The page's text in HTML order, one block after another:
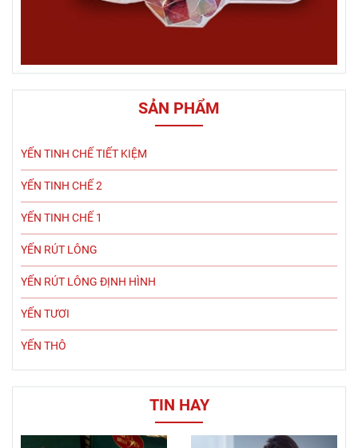
SẢN PHẨM
YẾN TINH CHẾ TIẾT KIỆM
YẾN TINH CHẾ 2
YẾN TINH CHẾ 1
YẾN RÚT LÔNG
YẾN RÚT LÔNG ĐỊNH HÌNH
YẾN TƯƠI
YẾN THÔ
TIN HAY